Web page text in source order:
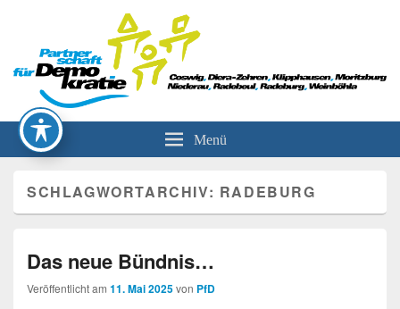
Partnerschaft für Demokratie
Menü
SCHLAGWORTARCHIV: RADEBURG
Das neue Bündnis…
Veröffentlicht am 11. Mai 2025von PfD